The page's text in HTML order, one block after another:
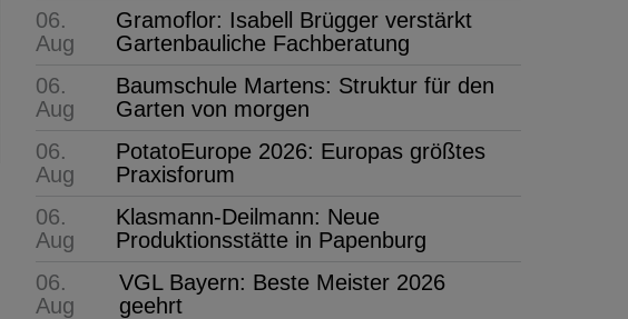
06.
Aug
Gramoflor: Isabell Brügger verstärkt
Gartenbauliche Fachberatung
06.
Aug
Baumschule Martens: Struktur für den
Garten von morgen
06.
Aug
PotatoEurope 2026: Europas größtes
Praxisforum
06.
Aug
Klasmann-Deilmann: Neue
Produktionsstätte in Papenburg
06.
Aug
VGL Bayern: Beste Meister 2026
geehrt